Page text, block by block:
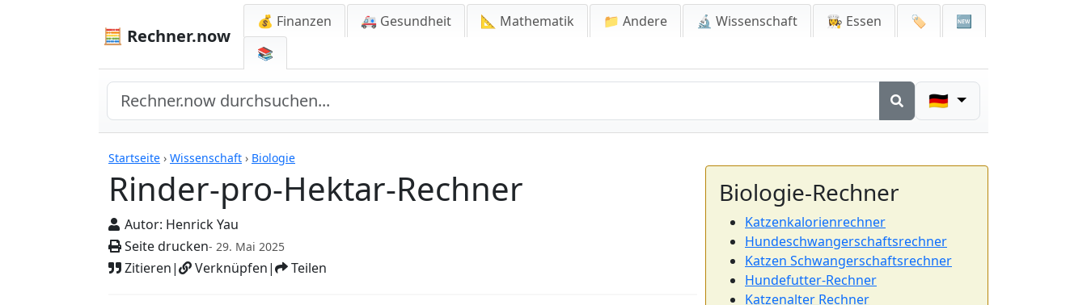
🧮 Rechner.now
💰 Finanzen 🚑 Gesundheit 📐 Mathematik 📁 Andere 🔬 Wissenschaft 👩‍🍳 Essen 🏷️
🆕
📚
🇩🇪
Startseite › Wissenschaft › Biologie
Rinder-pro-Hektar-Rechner
Autor: Henrick Yau
Seite drucken- 29. Mai 2025
Zitieren| Verknüpfen| Teilen
Rechner
Biologie-Rechner
Katzenkalorienrechner
Hundeschwangerschaftsrechner
Katzen Schwangerschaftsrechner
Hundefutter-Rechner
Katzenalter Rechner